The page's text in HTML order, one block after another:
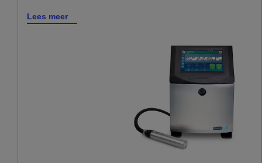
Lees meer